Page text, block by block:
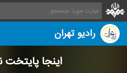
رادیو تهران
اینجا